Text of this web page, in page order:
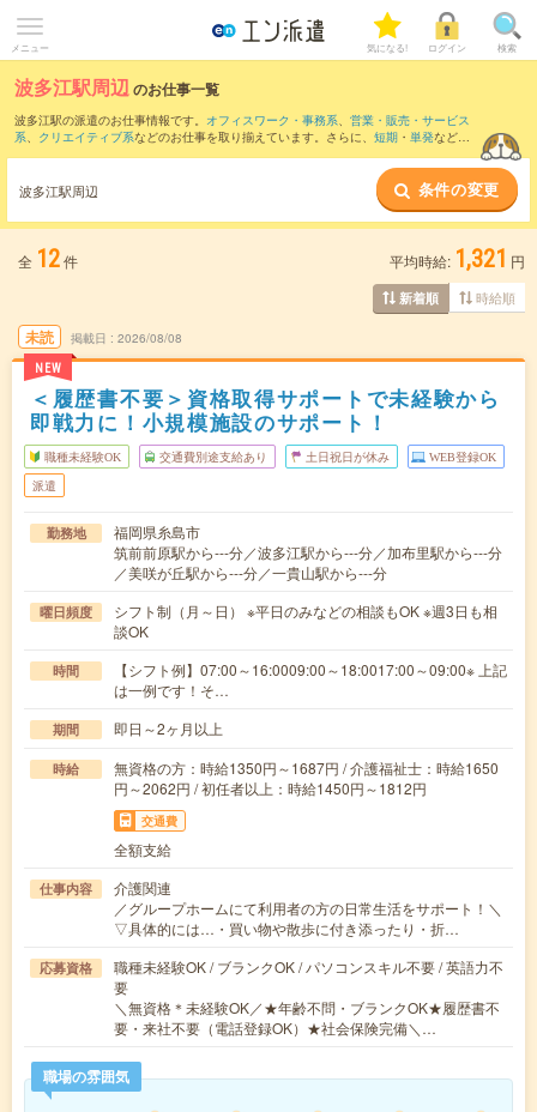
メニュー 気になる! ログイン 検索
波多江駅周辺のお仕事一覧
波多江駅の派遣のお仕事情報です。 オフィスワーク・事務系、 営業・販売・サービス
系、 クリエイティブ系などのお仕事を取り揃えています。さらに、 短期 ・ 単発などの
また、姪浜駅・
など近隣駅のお仕事
もご確認いただけます。
波多江駅周辺 条件の変更
全 12件 平均時給: 1,321 円
新着順 時給順
未読
NEW
掲載日 2026/08/08
＜履歴書不要＞資格取得サポートで未経験から
即戦力に！小規模施設のサポート！
職種未経験OK 交通費別途支給あり 土日祝日が休み WEB登録OK
派遣
勤務地
福岡県糸島市
筑前前原駅から---分／波多江駅から---分／加布里駅から---分
／美咲が丘駅から---分／一貴山駅から---分
曜日頻度
シフト制（月～日） ※平日のみなどの相談もOK ※週3日も相
談OK
時間
【シフト例】07:00～16:0009:00～18:0017:00～09:00※ 上記
は一例です！そ…
期間 即日～2ヶ月以上
時給
無資格の方：時給1350円～1687円 / 介護福祉士：時給1650
円～2062円 / 初任者以上：時給1450円～1812円
交通費
全額支給
仕事内容
介護関連
／グループホームにて利用者の方の日常生活をサポート！＼
▽具体的には…・買い物や散歩に付き添ったり・折…
応募資格
職種未経験OK / ブランクOK / パソコンスキル不要 / 英語力不
要
＼無資格＊未経験OK／★年齢不問・ブランクOK★履歴書不
要・来社不要（電話登録OK）★社会保険完備＼…
職場の雰囲気